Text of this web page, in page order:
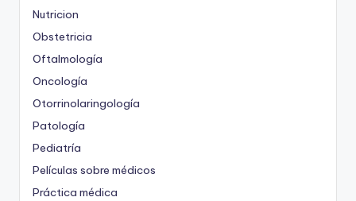
Nutricion
Obstetricia
Oftalmología
Oncología
Otorrinolaringología
Patología
Pediatría
Películas sobre médicos
Práctica médica